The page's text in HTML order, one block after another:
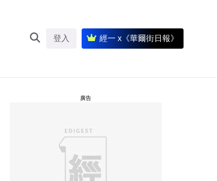
登入 經一 x《華爾街日報》
廣告